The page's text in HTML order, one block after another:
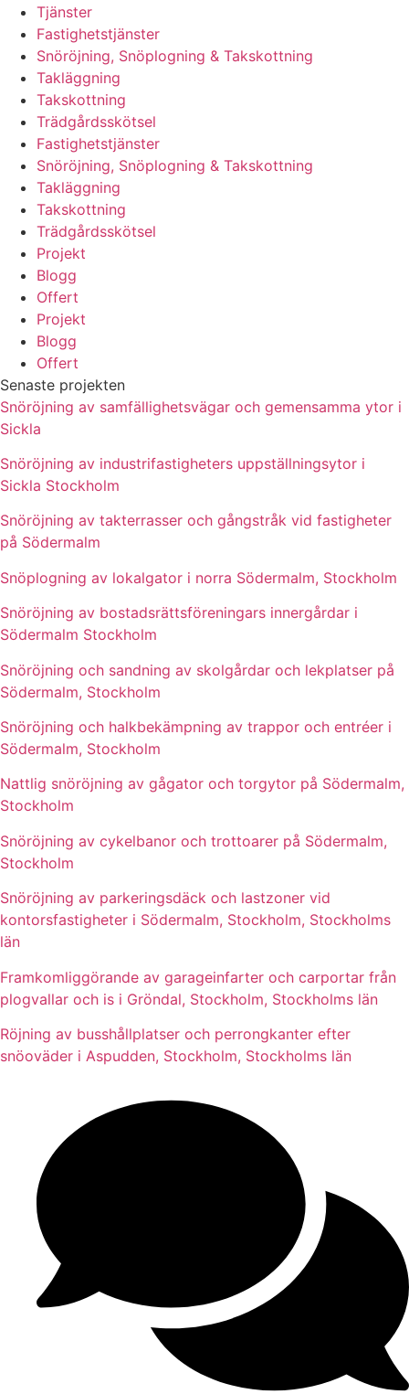
Tjänster
Fastighetstjänster
Snöröjning, Snöplogning & Takskottning
Takläggning
Takskottning
Trädgårdsskötsel
Fastighetstjänster
Snöröjning, Snöplogning & Takskottning
Takläggning
Takskottning
Trädgårdsskötsel
Projekt
Blogg
Offert
Projekt
Blogg
Offert
Senaste projekten
Snöröjning av samfällighetsvägar och gemensamma ytor i
Sickla
Snöröjning av industrifastigheters uppställningsytor i
Sickla Stockholm
Snöröjning av takterrasser och gångstråk vid fastigheter
på Södermalm
Snöplogning av lokalgator i norra Södermalm, Stockholm
Snöröjning av bostadsrättsföreningars innergårdar i
Södermalm Stockholm
Snöröjning och sandning av skolgårdar och lekplatser på
Södermalm, Stockholm
Snöröjning och halkbekämpning av trappor och entréer i
Södermalm, Stockholm
Nattlig snöröjning av gågator och torgytor på Södermalm,
Stockholm
Snöröjning av cykelbanor och trottoarer på Södermalm,
Stockholm
Snöröjning av parkeringsdäck och lastzoner vid
kontorsfastigheter i Södermalm, Stockholm, Stockholms
län
Framkomliggörande av garageinfarter och carportar från
plogvallar och is i Gröndal, Stockholm, Stockholms län
Röjning av busshållplatser och perrongkanter efter
snöoväder i Aspudden, Stockholm, Stockholms län